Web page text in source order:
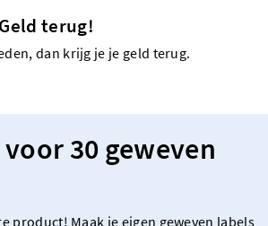
terug!
dan krijg je je geld terug.
30 geweven
product! Maak je eigen geweven labels